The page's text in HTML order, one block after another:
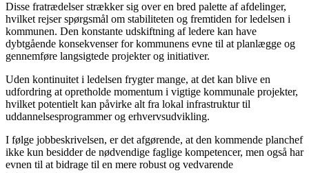
Disse fratrædelser strækker sig over en bred palette af afdelinger,
hvilket rejser spørgsmål om stabiliteten og fremtiden for ledelsen i
kommunen. Den konstante udskiftning af ledere kan have
dybtgående konsekvenser for kommunens evne til at planlægge og
gennemføre langsigtede projekter og initiativer.
Uden kontinuitet i ledelsen frygter mange, at det kan blive en
udfordring at opretholde momentum i vigtige kommunale projekter,
hvilket potentielt kan påvirke alt fra lokal infrastruktur til
uddannelsesprogrammer og erhvervsudvikling.
I følge jobbeskrivelsen, er det afgørende, at den kommende planchef
ikke kun besidder de nødvendige faglige kompetencer, men også har
evnen til at bidrage til en mere robust og vedvarende